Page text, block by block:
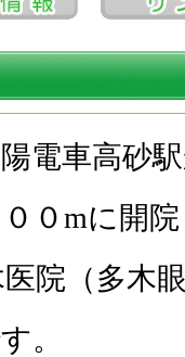
電車高砂
０mに開
院（多木
。